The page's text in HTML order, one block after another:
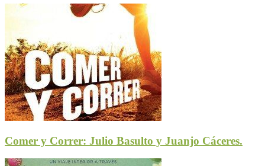
Comer y Correr: Julio Basulto y Juanjo Cáceres.